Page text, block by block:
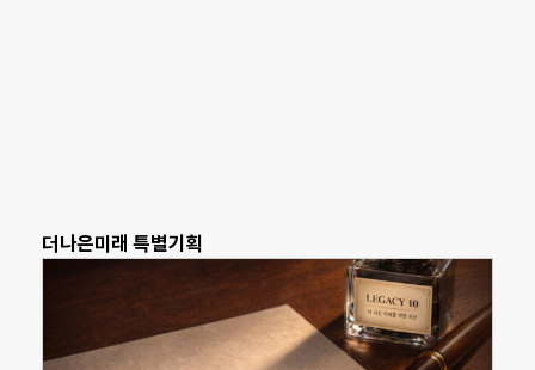
더나은미래 특별기획